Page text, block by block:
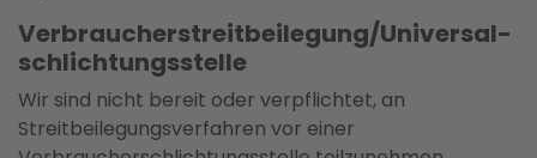
Verbraucher­streit­beilegung/Universal­
schlichtungs­stelle
Wir sind nicht bereit oder verpflichtet, an
Streitbeilegungsverfahren vor einer